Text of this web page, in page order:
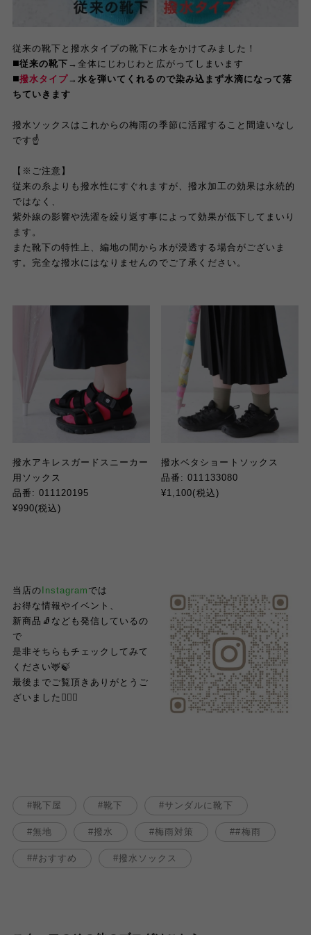
従来の靴下と撥水タイプの靴下に水をかけてみました！
◼️従来の靴下 →全体にじわじわと広がってしまいます
◼️撥水タイプ→水を弾いてくれるので染み込まず水滴になって落
ちていきます
撥水ソックスはこれからの梅雨の季節に活躍すること間違いなし
です ☝️
【※ご注意】
従来の糸よりも撥水性にすぐれますが、撥水加工の効果は永続的
ではなく、
紫外線の影響や洗濯を繰り返す事によって効果が低下してまいり
ます。
また靴下の特性上、編地の間から水が浸透する場合がございま
す。完全な撥水にはなりませんのでご了承ください。
撥水アキレスガードスニーカー
用ソックス
品番 : 011120195
¥990(税込)
撥水ベタショートソックス
品番 : 011133080
¥1,100(税込)
当店の Instagram では
お得な情報やイベント、
新商品🧦なども発信しているの
で
是非そちらもチェックしてみて
ください🦌🍃
最後までご覧頂きありがとうご
ざいました🙇🏻‍♀️
靴下屋 靴下 サンダルに靴下
無地 撥水 梅雨対策 #梅雨
#おすすめ 撥水ソックス